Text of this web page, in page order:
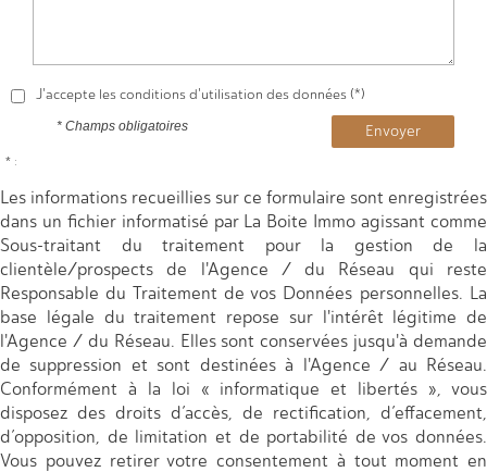
J'accepte les conditions d'utilisation des données (*)
Envoyer
* Champs obligatoires
* :
Les informations recueillies sur ce formulaire sont enregistrées
dans un fichier informatisé par La Boite Immo agissant comme
Sous-traitant du traitement pour la gestion de la
clientèle/prospects de l'Agence / du Réseau qui reste
Responsable du Traitement de vos Données personnelles. La
base légale du traitement repose sur l'intérêt légitime de
l'Agence / du Réseau. Elles sont conservées jusqu'à demande
de suppression et sont destinées à l'Agence / au Réseau.
Conformément à la loi « informatique et libertés », vous
disposez des droits d’accès, de rectification, d’effacement,
d’opposition, de limitation et de portabilité de vos données.
Vous pouvez retirer votre consentement à tout moment en